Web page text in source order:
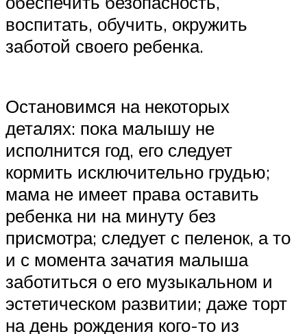
воспитать, обучить, окружить
заботой своего ребенка.
Остановимся на некоторых
деталях: пока малышу не
исполнится год, его следует
кормить исключительно грудью;
мама не имеет права оставить
ребенка ни на минуту без
присмотра; следует с пеленок, а то
и с момента зачатия малыша
заботиться о его музыкальном и
эстетическом развитии; даже торт
на день рождения кого-то из